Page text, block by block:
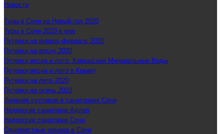
Новости
Туры в Сочи на Новый год 2020
Туры в Сочи 2020 в мае
Путевки на январь-февраль 2020
Путевки на весну 2020
Путевки весна и лето. Кавказские Минеральные Воды
Путевки весна и лето в Крыму
Путевки на лето 2020
Путевки на осень 2020
Лечение суставов в санаториях Сочи
Недорогие санатории Адлер
Недорогие санатории Сочи
Одноместные номера в Сочи